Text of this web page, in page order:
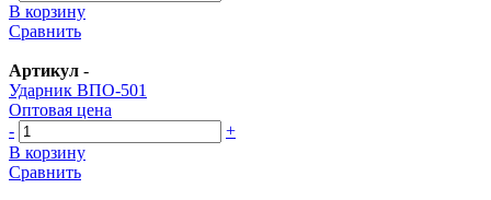
В корзину
Сравнить
Артикул -
Ударник ВПО-501
Оптовая цена
-
+
В корзину
Сравнить